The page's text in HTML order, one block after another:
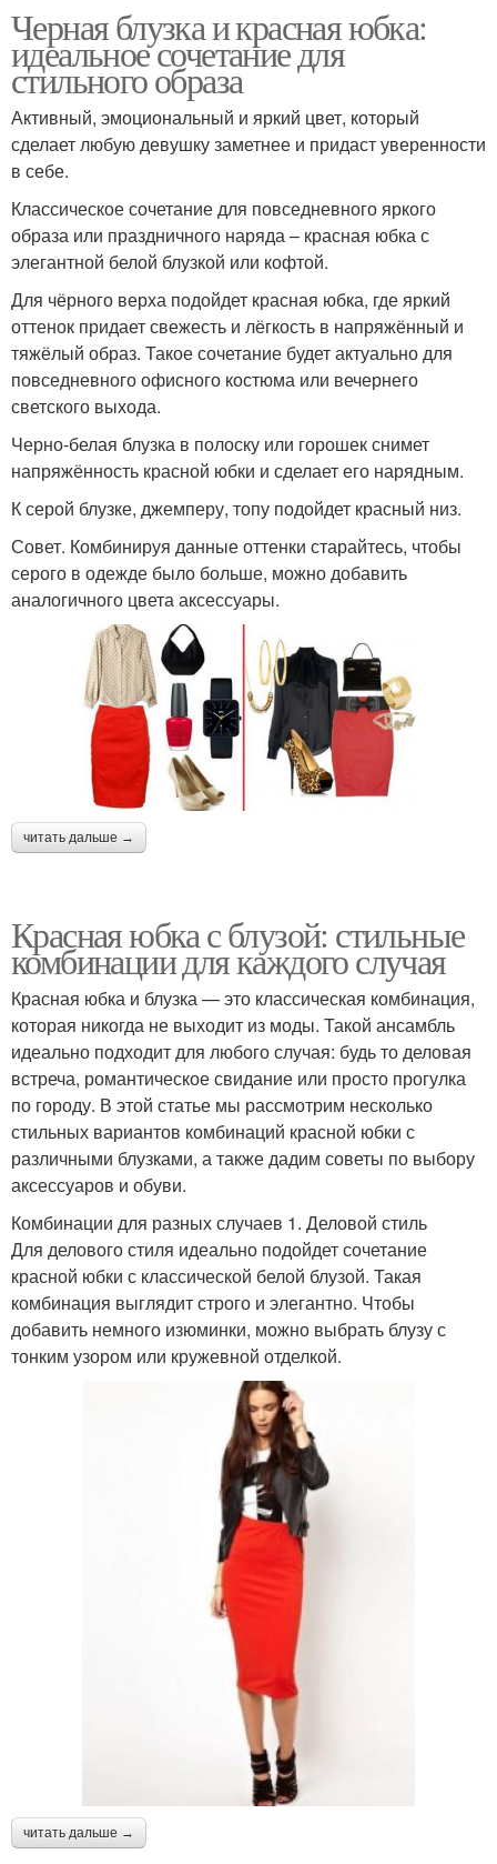
Черная блузка и красная юбка:
идеальное сочетание для
стильного образа
Активный, эмоциональный и яркий цвет, который
сделает любую девушку заметнее и придаст уверенности
в себе.
Классическое сочетание для повседневного яркого
образа или праздничного наряда – красная юбка с
элегантной белой блузкой или кофтой.
Для чёрного верха подойдет красная юбка, где яркий
оттенок придает свежесть и лёгкость в напряжённый и
тяжёлый образ. Такое сочетание будет актуально для
повседневного офисного костюма или вечернего
светского выхода.
Черно-белая блузка в полоску или горошек снимет
напряжённость красной юбки и сделает его нарядным.
К серой блузке, джемперу, топу подойдет красный низ.
Совет. Комбинируя данные оттенки старайтесь, чтобы
серого в одежде было больше, можно добавить
аналогичного цвета аксессуары.
читать дальше →
Красная юбка с блузой: стильные
комбинации для каждого случая
Красная юбка и блузка — это классическая комбинация,
которая никогда не выходит из моды. Такой ансамбль
идеально подходит для любого случая: будь то деловая
встреча, романтическое свидание или просто прогулка
по городу. В этой статье мы рассмотрим несколько
стильных вариантов комбинаций красной юбки с
различными блузками, а также дадим советы по выбору
аксессуаров и обуви.
Комбинации для разных случаев 1. Деловой стиль
Для делового стиля идеально подойдет сочетание
красной юбки с классической белой блузой. Такая
комбинация выглядит строго и элегантно. Чтобы
добавить немного изюминки, можно выбрать блузу с
тонким узором или кружевной отделкой.
читать дальше →